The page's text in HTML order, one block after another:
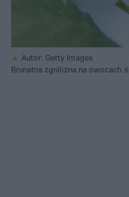
Autor: Getty Images
Brunatna zgnilizna na owocach